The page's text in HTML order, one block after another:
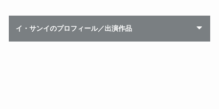
イ・サンイのプロフィール／出演作品